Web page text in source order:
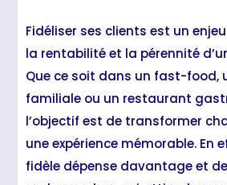
Fidéliser ses clients est un
la rentabilité et la pérennité
Que ce soit dans un fast-food,
familiale ou un restaurant
l’objectif est de transformer
une expérience mémorable. En
fidèle dépense davantage et